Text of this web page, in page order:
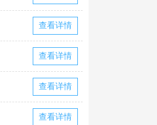
查看详情
查看详情
查看详情
查看详情